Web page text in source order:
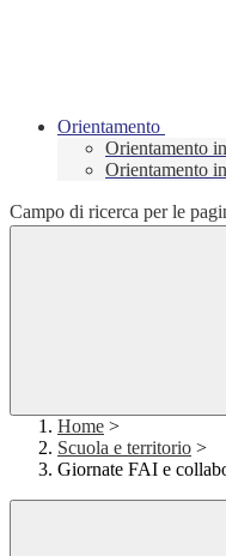
Orientamento
Orientamento
Orientamento
Campo di ricerca per le
Home >
Scuola e territorio >
Giornate FAI e